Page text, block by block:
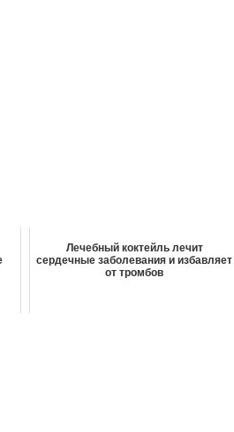
Лечебный коктейль лечит
сердечные заболевания и избавляет
от тромбов